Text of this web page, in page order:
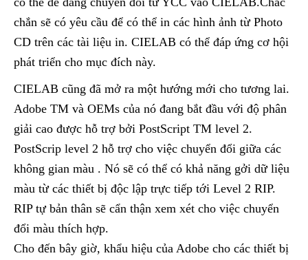
chắn sẽ có yêu cầu để có thể in các hình ảnh từ Photo
CD trên các tài liệu in. CIELAB có thể đáp ứng cơ hội
phát triển cho mục đích này.
CIELAB cũng đã mở ra một hướng mới cho tương lai.
Adobe TM và OEMs của nó đang bắt đầu với độ phân
giải cao được hỗ trợ bởi PostScript TM level 2.
PostScrip level 2 hỗ trợ cho việc chuyển đổi giữa các
không gian màu . Nó sẽ có thể có khả năng gởi dữ liệu
màu từ các thiết bị độc lập trực tiếp tới Level 2 RIP.
RIP tự bản thân sẽ cẩn thận xem xét cho việc chuyển
đổi màu thích hợp.
Cho đến bây giờ, khẩu hiệu của Adobe cho các thiết bị